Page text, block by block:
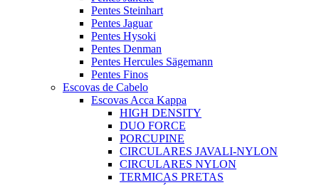
Pentes Steinhart
Pentes Jaguar
Pentes Hysoki
Pentes Denman
Pentes Hercules Sägemann
Pentes Finos
Escovas de Cabelo
Escovas Acca Kappa
HIGH DENSITY
DUO FORCE
PORCUPINE
CIRCULARES JAVALI-NYLON
CIRCULARES NYLON
TERMICAS PRETAS